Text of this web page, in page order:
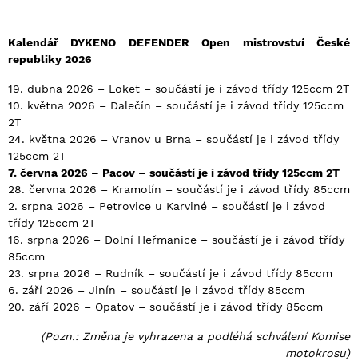
Kalendář DYKENO DEFENDER Open mistrovství České
republiky 2026
19. dubna 2026 – Loket – součástí je i závod třídy 125ccm 2T
10. května 2026 – Dalečín – součástí je i závod třídy 125ccm
2T
24. května 2026 – Vranov u Brna – součástí je i závod třídy
125ccm 2T
7. června 2026 – Pacov – součástí je i závod třídy 125ccm 2T
28. června 2026 – Kramolín – součástí je i závod třídy 85ccm
2. srpna 2026 – Petrovice u Karviné – součástí je i závod
třídy 125ccm 2T
16. srpna 2026 – Dolní Heřmanice – součástí je i závod třídy
85ccm
23. srpna 2026 – Rudník – součástí je i závod třídy 85ccm
6. září 2026 – Jinín – součástí je i závod třídy 85ccm
20. září 2026 – Opatov – součástí je i závod třídy 85ccm
(Pozn.: Změna je vyhrazena a podléhá schválení Komise
motokrosu)